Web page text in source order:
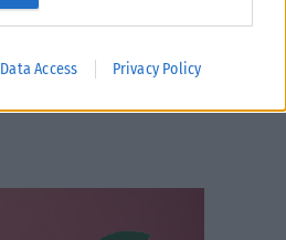
Data Access Privacy Policy